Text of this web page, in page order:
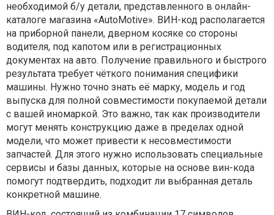
необходимой б/у детали, представленного в онлайн-
каталоге магазина «AutoMotive». ВИН-код располагается
на приборной панели, дверном косяке со стороны
водителя, под капотом или в регистрационных
документах на авто. Получение правильного и быстрого
результата требует чёткого понимания специфики
машины. Нужно точно знать её марку, модель и год
выпуска для полной совместимости покупаемой детали
с вашей иномаркой. Это важно, так как производители
могут менять конструкцию даже в пределах одной
модели, что может привести к несовместимости
запчастей. Для этого нужно использовать специальные
сервисы и базы данных, которые на основе вин-кода
помогут подтвердить, подходит ли выбранная деталь
конкретной машине.